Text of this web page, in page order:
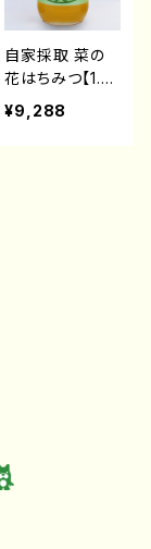
自家採取 菜の
花はちみつ【1.2k
g】
¥9,288